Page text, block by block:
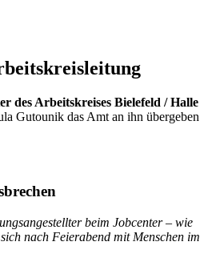
des Arbeitskreises Bielefeld / Halle
Gutounik das Amt an ihn übergeben
beim Jobcenter – wie
nach Feierabend mit Menschen im